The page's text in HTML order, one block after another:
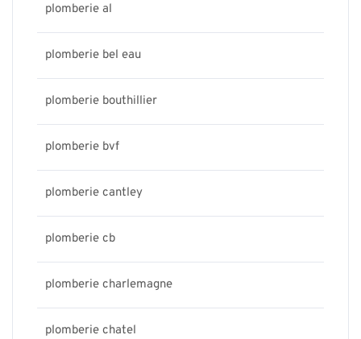
plomberie al
plomberie bel eau
plomberie bouthillier
plomberie bvf
plomberie cantley
plomberie cb
plomberie charlemagne
plomberie chatel